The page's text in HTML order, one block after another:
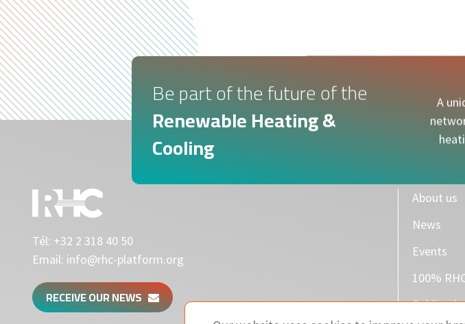
Be part of the future of the
Renewable Heating &
Cooling
A
Tél: +32 2 318 40 50
Email: info@rhc-platform.org
RECEIVE OUR NEWS
About us
News
Events
100%